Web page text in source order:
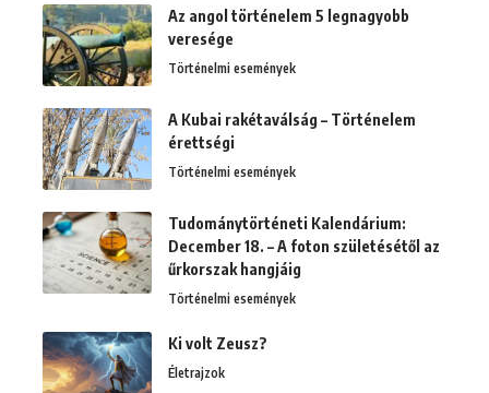
Az angol történelem 5 legnagyobb
veresége
Történelmi események
A Kubai rakétaválság – Történelem
érettségi
Történelmi események
Tudománytörténeti Kalendárium:
December 18. – A foton születésétől az
űrkorszak hangjáig
Történelmi események
Ki volt Zeusz?
Életrajzok